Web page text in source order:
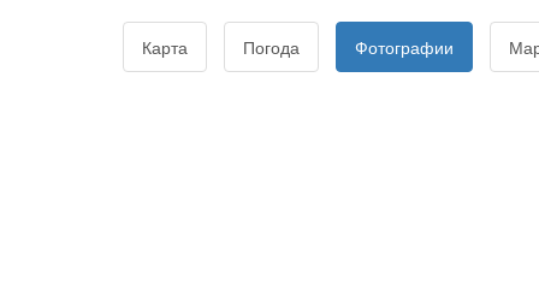
Карта Погода Фотографии